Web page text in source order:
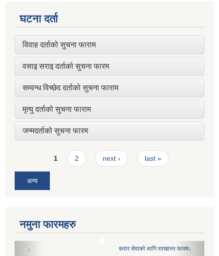
घटना दर्ता
विवाह दर्ताको सुचना फाराम
वसाइ सराइ दर्ताको सुचना फारम
सम्वन्ध विच्छेद दर्ताको सुचना फाराम
मृत्यु दर्ताको सुचना फाराम
जन्मदर्ताको सुचना फारम
Pages1 2 next › last »
अन्य
नमुना फारमहरु
करार सेवाको लागि दरखास्त फारमः